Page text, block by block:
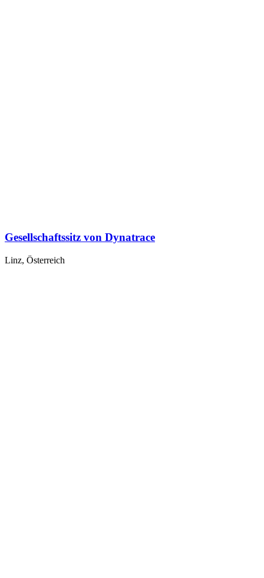
Gesellschaftssitz von Dynatrace
Linz, Österreich